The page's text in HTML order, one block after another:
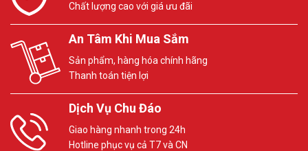
Chất lượng cao với giá ưu đãi
An Tâm Khi Mua Sắm
Sản phẩm, hàng hóa chính hãng
Thanh toán tiện lợi
Dịch Vụ Chu Đáo
Giao hàng nhanh trong 24h
Hotline phục vụ cả T7 và CN